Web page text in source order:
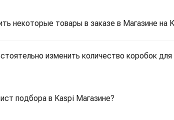
некоторые товары в заказе в Магазине на
изменить количество коробок
подбора в Kaspi Магазине?